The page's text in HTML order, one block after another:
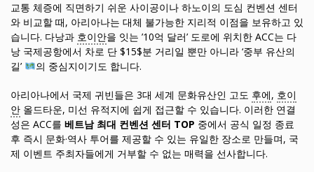
교통 체증에 직면하기 쉬운 사이공이나 하노이의 도심 컨벤션 센터
와 비교할 때, 아리아나는 대체 불가능한 지리적 이점을 보유하고 있
습니다. 다낭과 호이안을 잇는 ’10억 달러’ 도로에 위치한 ACC는 다
낭 국제공항에서 차로 단 $15$분 거리일 뿐만 아니라 ‘중부 유산의
길’
의 중심지이기도 합니다.
아리아나에서 국제 귀빈들은 3대 세계 문화유산인 고도 후에, 호이
안 올드타운, 미선 유적지에 쉽게 접근할 수 있습니다. 이러한 연결
성은 ACC를 베트남 최대 컨벤션 센터 TOP 중에서 공식 일정 종료
후 즉시 문화·역사 투어를 제공할 수 있는 유일한 장소로 만들며, 국
제 이벤트 주최자들에게 거부할 수 없는 매력을 선사합니다.